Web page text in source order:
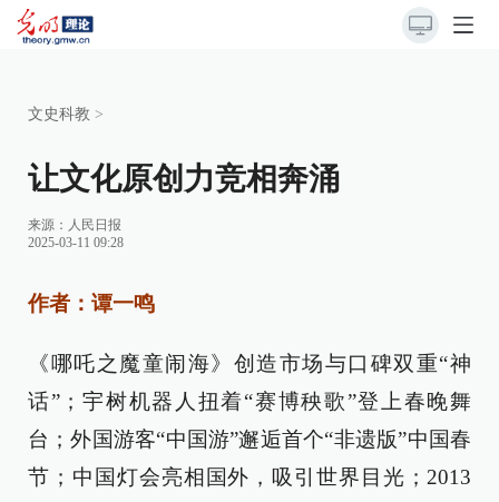
文史科教 >
让文化原创力竞相奔涌
来源： 人民日报
2025-03-11 09:28
作者：谭一鸣
《哪吒之魔童闹海》创造市场与口碑双重“神
话”；宇树机器人扭着“赛博秧歌”登上春晚舞
台；外国游客“中国游”邂逅首个“非遗版”中国春
节；中国灯会亮相国外，吸引世界目光；2013